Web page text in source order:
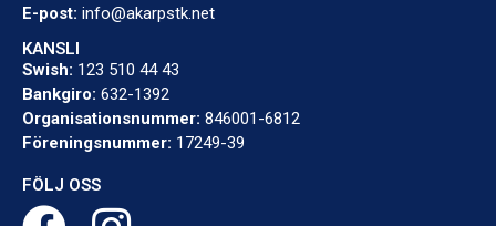
E-post: info@akarpstk.net
KANSLI
Swish: 123 510 44 43
Bankgiro: 632-1392
Organisationsnummer: 846001-6812
Föreningsnummer: 17249-39
FÖLJ OSS